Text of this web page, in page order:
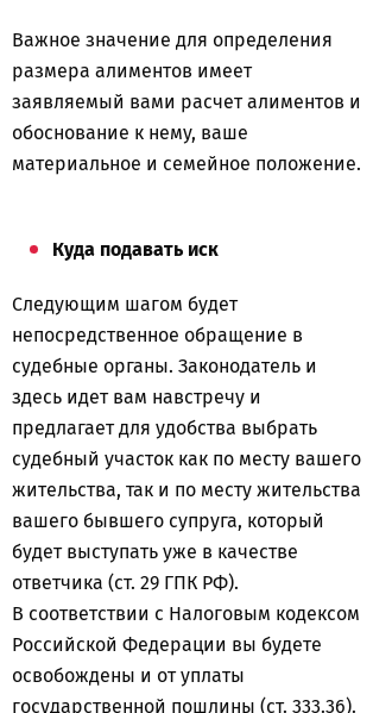
Важное значение для определения
размера алиментов имеет
заявляемый вами расчет алиментов и
обоснование к нему, ваше
материальное и семейное положение.
Куда подавать иск
Следующим шагом будет
непосредственное обращение в
судебные органы. Законодатель и
здесь идет вам навстречу и
предлагает для удобства выбрать
судебный участок как по месту вашего
жительства, так и по месту жительства
вашего бывшего супруга, который
будет выступать уже в качестве
ответчика (ст. 29 ГПК РФ).
В соответствии с Налоговым кодексом
Российской Федерации вы будете
освобождены и от уплаты
государственной пошлины (ст. 333.36).